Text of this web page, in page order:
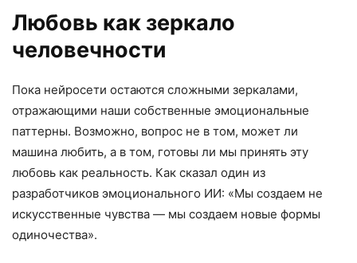
Любовь как зеркало
человечности
Пока нейросети остаются сложными зеркалами,
отражающими наши собственные эмоциональные
паттерны. Возможно, вопрос не в том, может ли
машина любить, а в том, готовы ли мы принять эту
любовь как реальность. Как сказал один из
разработчиков эмоционального ИИ: «Мы создаем не
искусственные чувства — мы создаем новые формы
одиночества».